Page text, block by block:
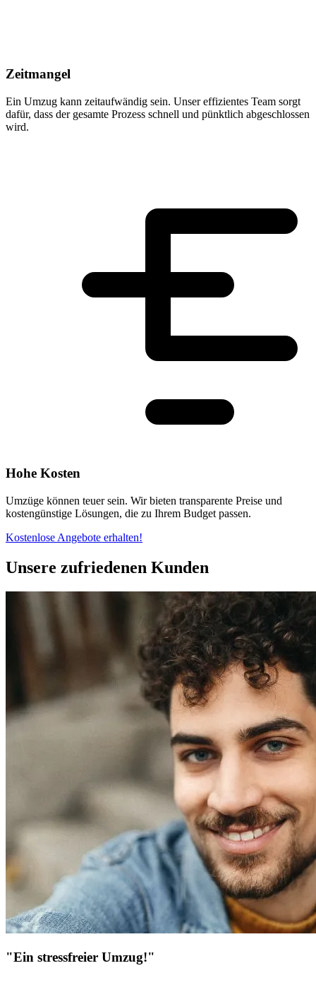
Zeitmangel
Ein Umzug kann zeitaufwändig sein. Unser effizientes Team sorgt
dafür, dass der gesamte Prozess schnell und pünktlich abgeschlossen
wird.
Hohe Kosten
Umzüge können teuer sein. Wir bieten transparente Preise und
kostengünstige Lösungen, die zu Ihrem Budget passen.
Kostenlose Angebote erhalten!
Unsere zufriedenen Kunden
"Ein stressfreier Umzug!"